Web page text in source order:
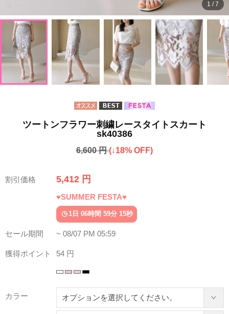
1 /7
ツートンフラワー刺繍レースタイトスカート
sk40386
6,600 円(↓18% OFF)
割引価格 5,412 円
♥SUMMER FESTA♥
1日 06時間 59分 11秒
セール期間 ~ 08/07 PM 05:59
獲得ポイント 54 円
カラー